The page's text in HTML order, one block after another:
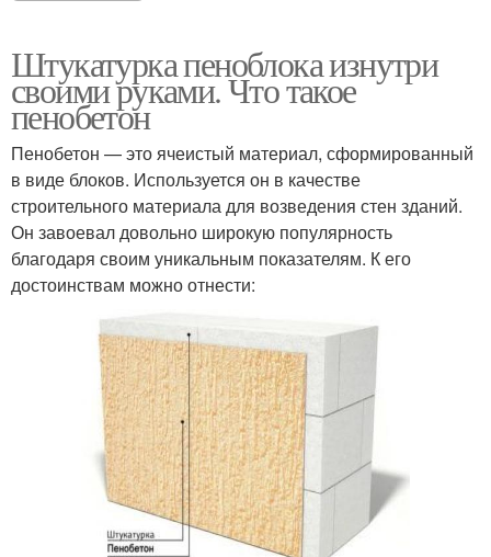
Штукатурка пеноблока изнутри
своими руками. Что такое
пенобетон
Пенобетон — это ячеистый материал, сформированный
в виде блоков. Используется он в качестве
строительного материала для возведения стен зданий.
Он завоевал довольно широкую популярность
благодаря своим уникальным показателям. К его
достоинствам можно отнести: